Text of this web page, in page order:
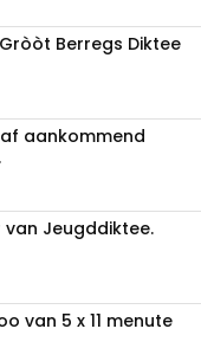
Berregs Diktee
aankommend
van Jeugddiktee.
van 5 x 11 menute